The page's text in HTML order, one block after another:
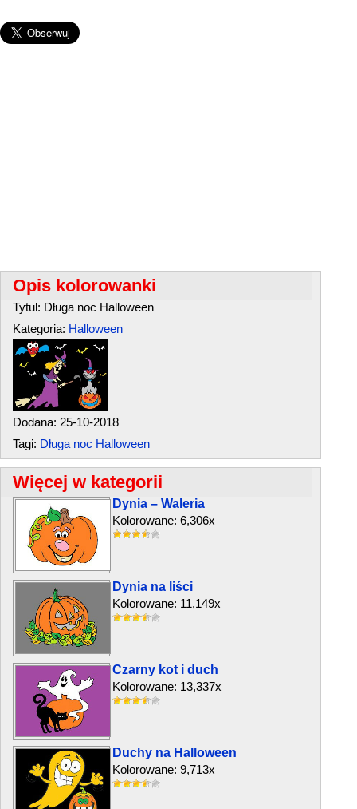
Opis kolorowanki
Tytul: Długa noc Halloween
Kategoria: Halloween
Dodana: 25-10-2018
Tagi: Długa noc Halloween
Więcej w kategorii
Dynia – Waleria
Kolorowane: 6,306x
Dynia na liści
Kolorowane: 11,149x
Czarny kot i duch
Kolorowane: 13,337x
Duchy na Halloween
Kolorowane: 9,713x